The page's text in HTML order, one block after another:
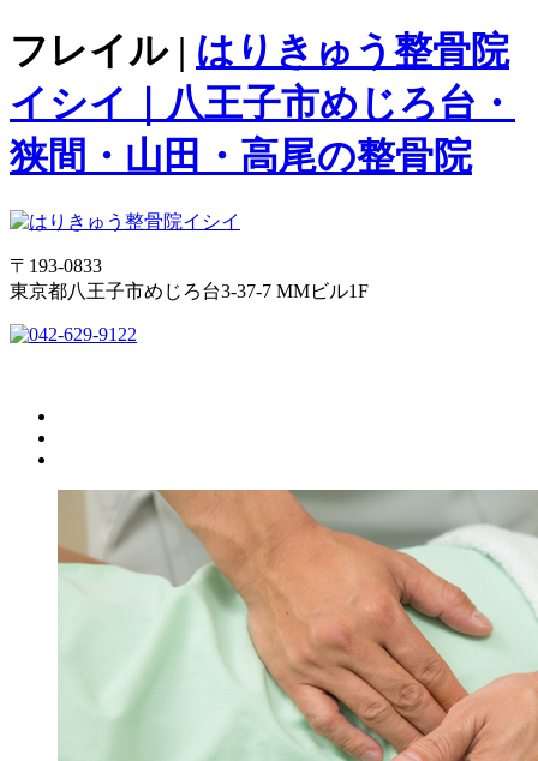
フレイル | はりきゅう整骨院
イシイ｜八王子市めじろ台・
狭間・山田・高尾の整骨院
〒193-0833
東京都八王子市めじろ台3-37-7 MMビル1F